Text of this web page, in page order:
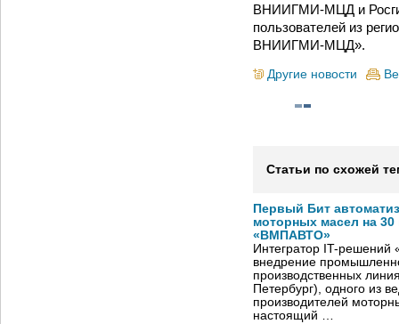
ВНИИГМИ-МЦД и
пользователей из
ВНИИГМИ-МЦД».
Другие новости
Статьи по схожей
Первый Бит
моторных масел на
«ВМПАВТО»
Интегратор IT-
внедрение
производственных
Петербург), одного из
производителей
настоящий …